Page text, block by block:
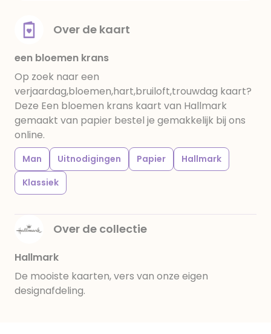
Over de kaart
een bloemen krans
Op zoek naar een
verjaardag,bloemen,hart,bruiloft,trouwdag kaart?
Deze Een bloemen krans kaart van Hallmark
gemaakt van papier bestel je gemakkelijk bij ons
online.
Man Uitnodigingen Papier
Hallmark
Klassiek
Over de collectie
Hallmark
De mooiste kaarten, vers van onze eigen
designafdeling.